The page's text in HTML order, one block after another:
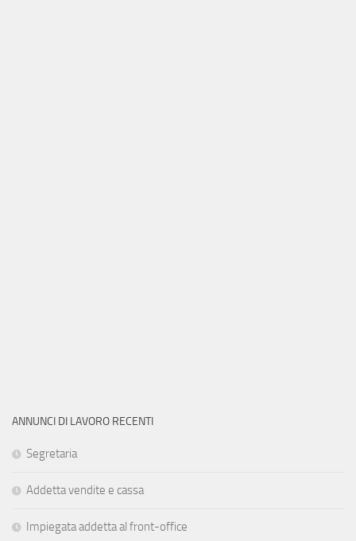
ANNUNCI DI LAVORO RECENTI
Segretaria
Addetta vendite e cassa
Impiegata addetta al front-office